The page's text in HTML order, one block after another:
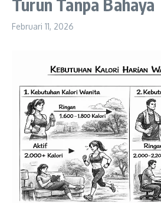
Turun Tanpa Bahaya
Februari 11, 2026